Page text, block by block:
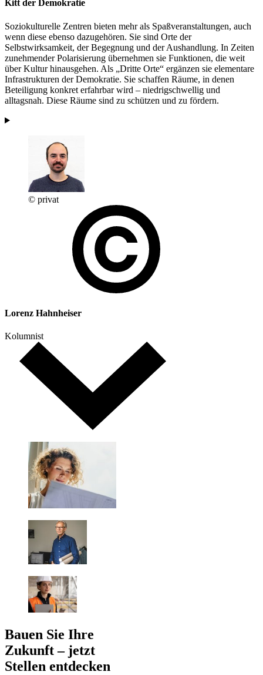
Kitt der Demokratie
Soziokulturelle Zentren bieten mehr als Spaßveranstaltungen, auch
wenn diese ebenso dazugehören. Sie sind Orte der
Selbstwirksamkeit, der Begegnung und der Aushandlung. In Zeiten
zunehmender Polarisierung übernehmen sie Funktionen, die weit
über Kultur hinausgehen. Als „Dritte Orte“ ergänzen sie elementare
Infrastrukturen der Demokratie. Sie schaffen Räume, in denen
Beteiligung konkret erfahrbar wird – niedrigschwellig und
alltagsnah. Diese Räume sind zu schützen und zu fördern.
© privat
Lorenz Hahnheiser
Kolumnist
Bauen Sie Ihre
Zukunft – jetzt
Stellen entdecken